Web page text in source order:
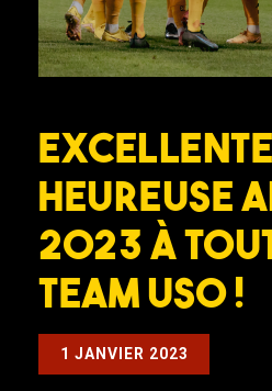
Excellente
Heureuse
2023 à
Team USO !
1 JANVIER 2023